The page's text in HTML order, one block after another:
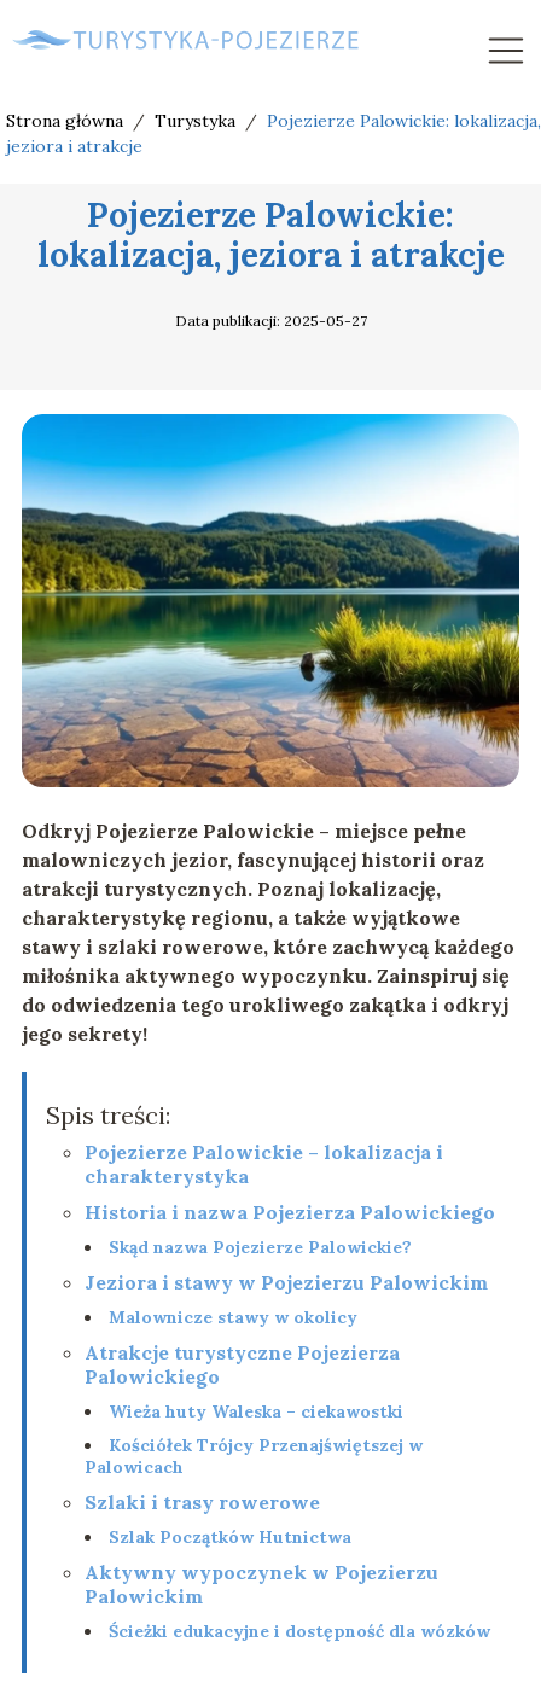
Strona główna / Turystyka / Pojezierze Palowickie: lokalizacja,
jeziora i atrakcje
Pojezierze Palowickie:
lokalizacja, jeziora i atrakcje
Data publikacji: 2025-05-27
Odkryj Pojezierze Palowickie – miejsce pełne
malowniczych jezior, fascynującej historii oraz
atrakcji turystycznych. Poznaj lokalizację,
charakterystykę regionu, a także wyjątkowe
stawy i szlaki rowerowe, które zachwycą każdego
miłośnika aktywnego wypoczynku. Zainspiruj się
do odwiedzenia tego urokliwego zakątka i odkryj
jego sekrety!
Spis treści:
Pojezierze Palowickie – lokalizacja i
charakterystyka
Historia i nazwa Pojezierza Palowickiego
Skąd nazwa Pojezierze Palowickie?
Jeziora i stawy w Pojezierzu Palowickim
Malownicze stawy w okolicy
Atrakcje turystyczne Pojezierza
Palowickiego
Wieża huty Waleska – ciekawostki
Kościółek Trójcy Przenajświętszej w
Palowicach
Szlaki i trasy rowerowe
Szlak Początków Hutnictwa
Aktywny wypoczynek w Pojezierzu
Palowickim
Ścieżki edukacyjne i dostępność dla wózków